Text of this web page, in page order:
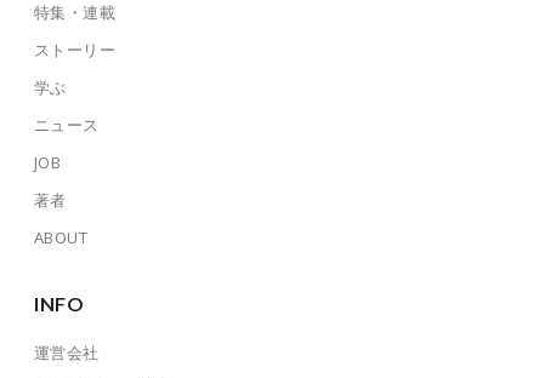
特集・連載
ストーリー
学ぶ
ニュース
JOB
著者
ABOUT
INFO
運営会社